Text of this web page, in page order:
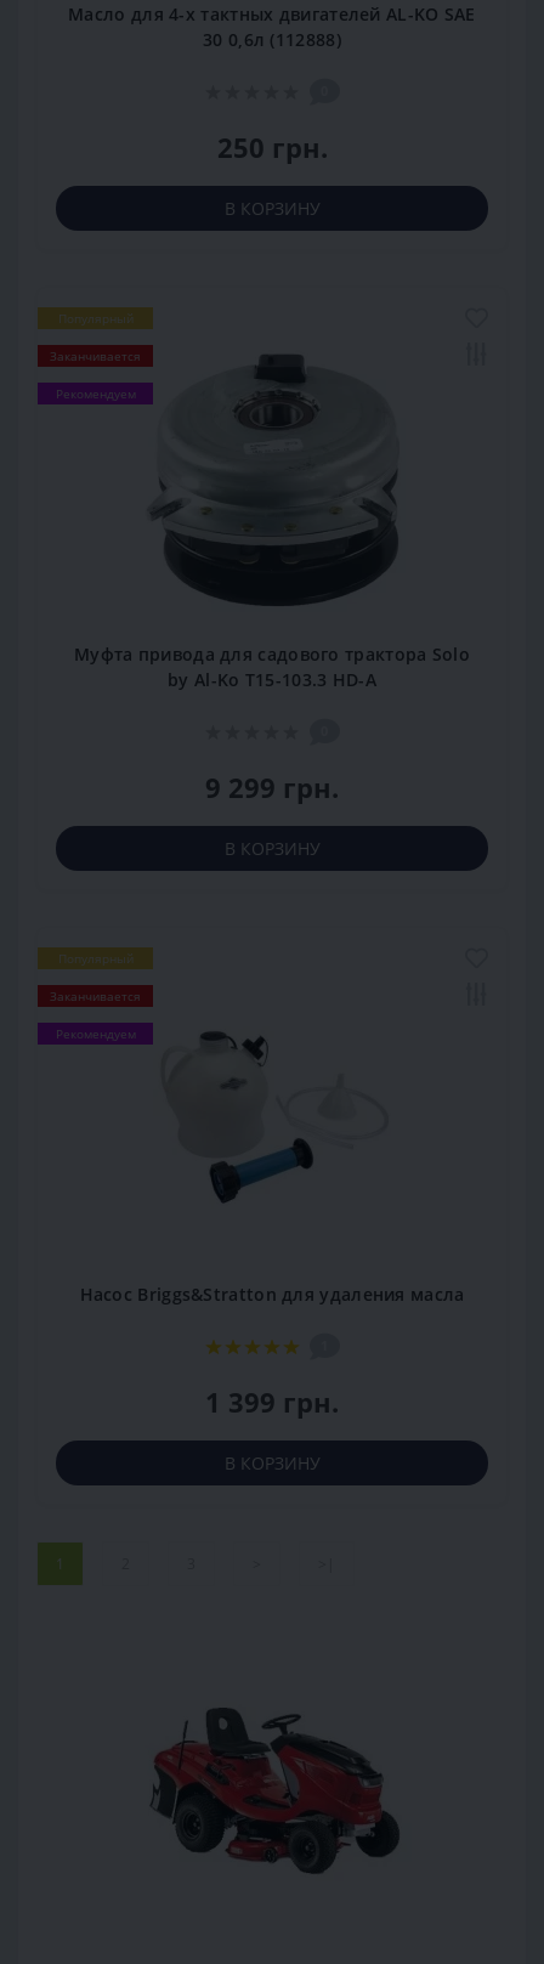
Масло для 4-х тактных двигателей AL-KO SAE
30 0,6л (112888)
250 грн.
В КОРЗИНУ
Популярный
Заканчивается
Рекомендуем
Муфта привода для садового трактора Solo
by Al-Ko T15-103.3 HD-A
9 299 грн.
В КОРЗИНУ
Популярный
Заканчивается
Рекомендуем
Насос Briggs&Stratton для удаления масла
1 399 грн.
В КОРЗИНУ
1